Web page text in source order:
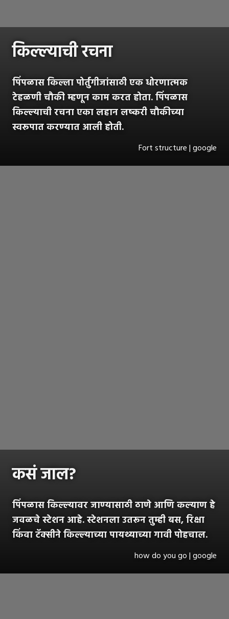
किल्ल्याची रचना
पिंपळास किल्ला पोर्तुगीजांसाठी एक धोरणात्मक
टेहळणी चौकी म्हणून काम करत होता. पिंपळास
किल्ल्याची रचना एका लहान लष्करी चौकीच्या
स्वरूपात करण्यात आली होती.
Fort structure | google
कसं जाल?
पिंपळास किल्ल्यावर जाण्यासाठी ठाणे आणि कल्याण हे
जवळचे स्टेशन आहे. स्टेशनला उतरून तुम्ही बस, रिक्षा
किंवा टॅक्सीने किल्ल्याच्या पायथ्याच्या गावी पोहचाल.
how do you go | google